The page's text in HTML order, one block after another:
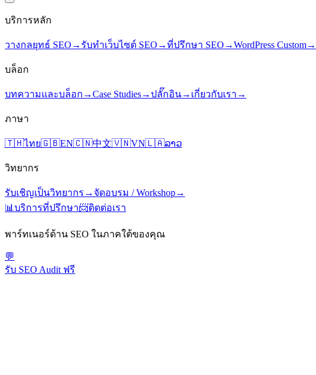
บริการหลัก
วางกลยุทธ์ SEO → รับทำเว็บไซต์ SEO →ที่ปรึกษา SEO →WordPress Custom→
บล็อก
บทความและบล็อก →Case Studies→ปลั๊กอิน→ เกี่ยวกับเรา →
ภาษา
🇹🇭ไทย🇬🇧EN🇨🇳中文🇻🇳VN🇱🇦ລາວ
วิทยากร
รับเชิญเป็นวิทยากร → จัดอบรม / Workshop→
📊 บริการที่ปรึกษา📨ติดต่อเรา
พาร์ทเนอร์ด้าน SEO ในภาคใต้ของคุณ
💬
รับ SEO Audit ฟรี